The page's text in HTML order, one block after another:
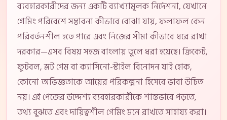
ব্যবহারকারীদের জন্য একটি ব্যাখ্যামূলক নির্দেশনা, যেখানে
গেমিং পরিবেশে সম্ভাবনা কীভাবে বোঝা যায়, ফলাফল কেন
পরিবর্তনশীল হতে পারে এবং নিজের সীমা কীভাবে ধরে রাখা
দরকার—এসব বিষয় সহজ বাংলায় তুলে ধরা হয়েছে। ক্রিকেট,
ফুটবল, স্লট গেম বা ক্যাসিনো-স্টাইল বিনোদন যাই হোক,
কোনো অভিজ্ঞতাকে আয়ের পরিকল্পনা হিসেবে ভাবা উচিত
নয়। এই পেজের উদ্দেশ্য ব্যবহারকারীকে শান্তভাবে পড়তে,
তথ্য বুঝতে এবং দায়িত্বশীল গেমিং মনে রাখতে সাহায্য করা।